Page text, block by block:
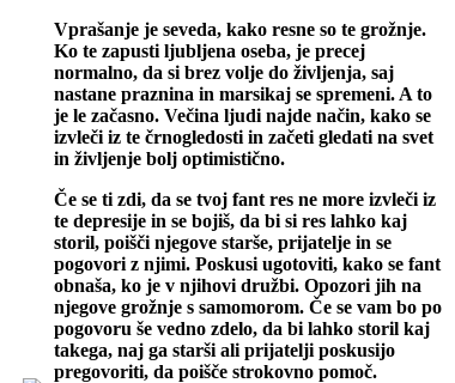
Vprašanje je seveda, kako resne so te grožnje.
Ko te zapusti ljubljena oseba, je precej
normalno, da si brez volje do življenja, saj
nastane praznina in marsikaj se spremeni. A to
je le začasno. Večina ljudi najde način, kako se
izvleči iz te črnogledosti in začeti gledati na svet
in življenje bolj optimistično.
Če se ti zdi, da se tvoj fant res ne more izvleči iz
te depresije in se bojiš, da bi si res lahko kaj
storil, poišči njegove starše, prijatelje in se
pogovori z njimi. Poskusi ugotoviti, kako se fant
obnaša, ko je v njihovi družbi. Opozori jih na
njegove grožnje s samomorom. Če se vam bo po
pogovoru še vedno zdelo, da bi lahko storil kaj
takega, naj ga starši ali prijatelji poskusijo
pregovoriti, da poišče strokovno pomoč.